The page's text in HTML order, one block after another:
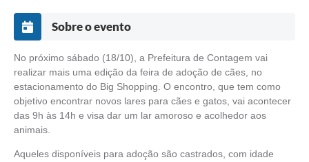
Sobre o evento
No próximo sábado (18/10), a Prefeitura de Contagem vai
realizar mais uma edição da feira de adoção de cães, no
estacionamento do Big Shopping. O encontro, que tem como
objetivo encontrar novos lares para cães e gatos, vai acontecer
das 9h às 14h e visa dar um lar amoroso e acolhedor aos
animais.
Aqueles disponíveis para adoção são castrados, com idade